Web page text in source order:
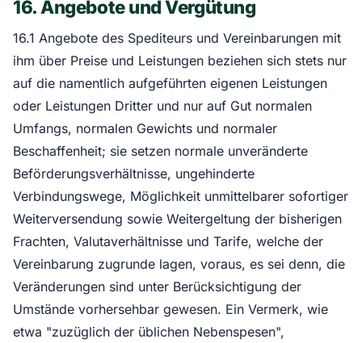
16. Angebote und Vergütung
16.1 Angebote des Spediteurs und Vereinbarungen mit
ihm über Preise und Leistungen beziehen sich stets nur
auf die namentlich aufgeführten eigenen Leistungen
oder Leistungen Dritter und nur auf Gut normalen
Umfangs, normalen Gewichts und normaler
Beschaffenheit; sie setzen normale unveränderte
Beförderungsverhältnisse, ungehinderte
Verbindungswege, Möglichkeit unmittelbarer sofortiger
Weiterversendung sowie Weitergeltung der bisherigen
Frachten, Valutaverhältnisse und Tarife, welche der
Vereinbarung zugrunde lagen, voraus, es sei denn, die
Veränderungen sind unter Berücksichtigung der
Umstände vorhersehbar gewesen. Ein Vermerk, wie
etwa "zuzüglich der üblichen Nebenspesen",